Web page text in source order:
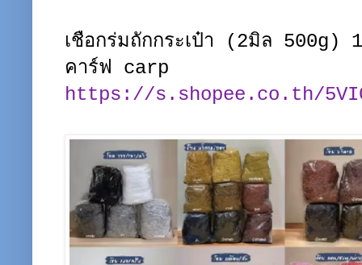
เชือกร่มถักกระเป๋า (2มิล 500g)
คาร์ฟ carp
https://s.shopee.co.th/